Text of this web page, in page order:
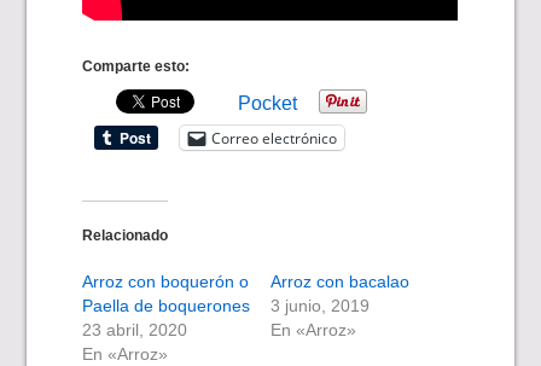
Comparte esto:
Pocket
Correo electrónico
Relacionado
Arroz con boquerón o
Paella de boquerones
23 abril, 2020
En «Arroz»
Arroz con bacalao
3 junio, 2019
En «Arroz»